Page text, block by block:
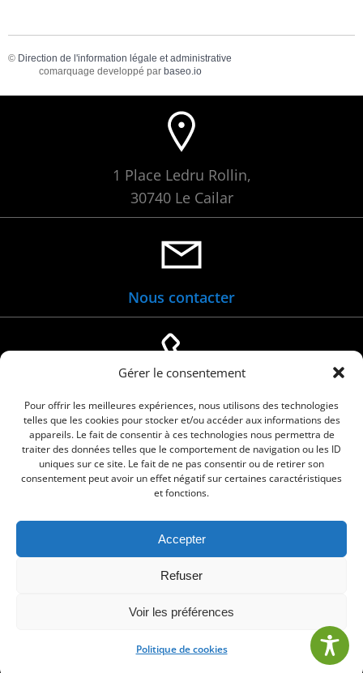
Gérer le consentement
Pour offrir les meilleures expériences, nous utilisons des technologies
telles que les cookies pour stocker et/ou accéder aux informations des
appareils. Le fait de consentir à ces technologies nous permettra de
traiter des données telles que le comportement de navigation ou les ID
uniques sur ce site. Le fait de ne pas consentir ou de retirer son
consentement peut avoir un effet négatif sur certaines caractéristiques
et fonctions.
Accepter
Refuser
Voir les préférences
Politique de cookies
© Direction de l'information légale et administrative
comarquage developpé par baseo.io
1 Place Ledru Rollin,
30740 Le Cailar
Nous contacter
04 66 88 01 05
© 2026 Commune de Le Cailar. Service proposé
Mentions légales•Politique de cookies